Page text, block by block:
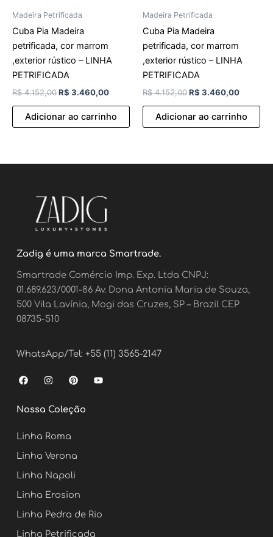
Madeira Petrificada
Cuba Pia Madeira
petrificada, cor marrom
,exterior rústico – LINHA
PETRIFICADA
R$4.152,00R$ 3.460,00
Adicionar ao carrinho
Madeira Petrificada
Cuba Pia Madeira
petrificada, cor marrom
,exterior rústico – LINHA
PETRIFICADA
R$4.152,00R$ 3.460,00
Adicionar ao carrinho
Zadig é uma marca Smartrade.
Smartrade Comércio Imp. Exp. Ltda CNPJ:
01.689.623/0001-86 Av. Dona Antonia Maria de Souza,
500 Vila Lavínia, Mogi das Cruzes, SP – Brazil CEP
08735-510
WhatsApp/Tel: +55 (11) 3565-2147
F
a
e
b
o
k
I
n
t
a
r
a
m
P
i
t
e
Y
o
Nossa Coleção
Linha Roma
Linha Verona
Linha Napoli
Linha Erosion
Linha Pedra de Rio
Linha Petrificada